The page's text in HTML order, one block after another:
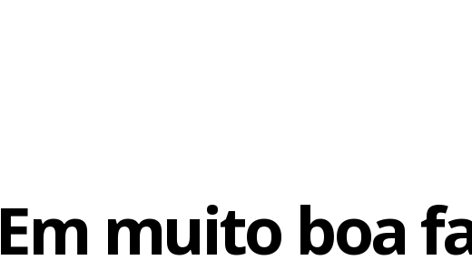
Em muito boa